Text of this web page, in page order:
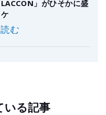
」がひそかに盛
む
いる記事